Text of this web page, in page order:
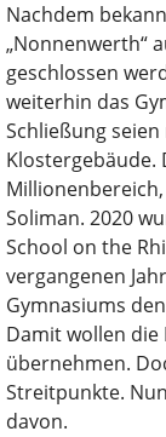
Nachdem
„Nonnenwerth“
geschlossen
weiterhin das
Schließung
Klostergebäude.
Soliman. 2020
School on the
vergangenen
Gymnasiums
Damit wollen die
übernehmen.
Streitpunkte.
davon.